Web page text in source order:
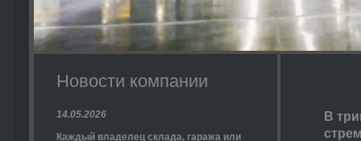
В
Новости компании
14.05.2026
Каждый владелец склада, гаража или